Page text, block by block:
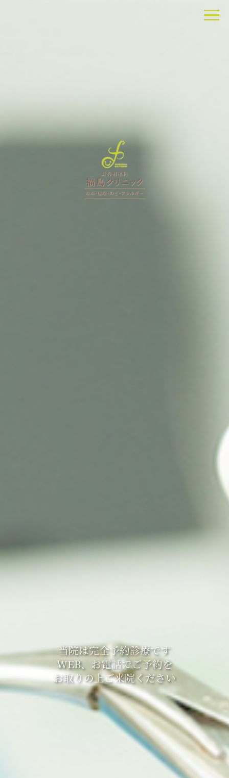
当院は完全予約診療です
WEB、お電話でご予約を
お取りの上ご来院ください